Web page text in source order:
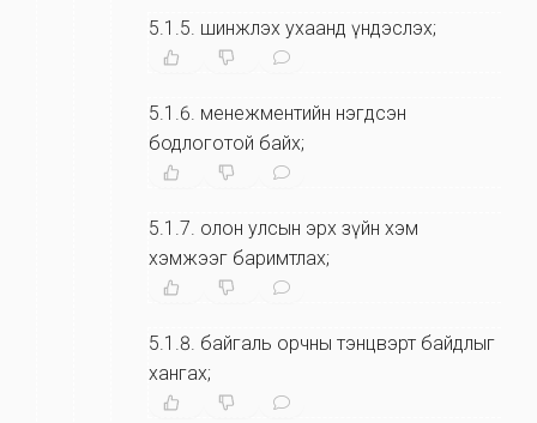
5.1.5. шинжлэх ухаанд үндэслэх;
5.1.6. менежментийн нэгдсэн
бодлоготой байх;
5.1.7. олон улсын эрх зүйн хэм
хэмжээг баримтлах;
5.1.8. байгаль орчны тэнцвэрт байдлыг
хангах;